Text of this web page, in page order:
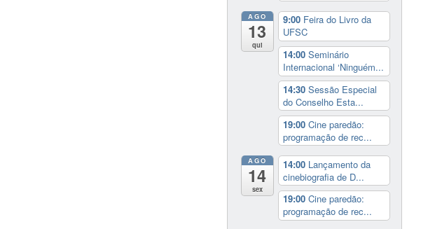
AGO
13
qui
9:00 Feira do Livro da
UFSC
14:00 Seminário
Internacional ‘Ninguém...
14:30 Sessão Especial
do Conselho Esta...
19:00 Cine paredão:
programação de rec...
AGO
14
sex
14:00 Lançamento da
cinebiografia de D...
19:00 Cine paredão:
programação de rec...